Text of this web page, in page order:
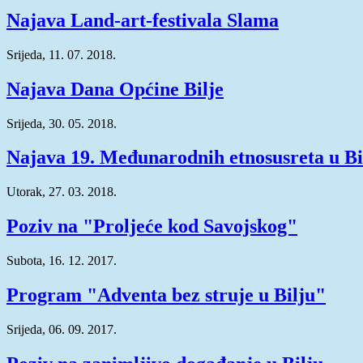
Najava Land-art-festivala Slama
Srijeda, 11. 07. 2018.
Najava Dana Općine Bilje
Srijeda, 30. 05. 2018.
Najava 19. Međunarodnih etnosusreta u
Utorak, 27. 03. 2018.
Poziv na "Proljeće kod Savojskog"
Subota, 16. 12. 2017.
Program "Adventa bez struje u Bilju"
Srijeda, 06. 09. 2017.